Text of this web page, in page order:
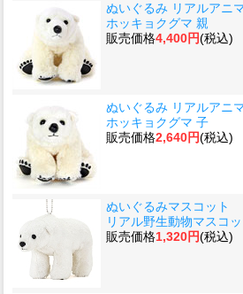
ぬいぐるみ リアルアニ
ホッキョクグマ 親
販売価格4,400円(税込)
ぬいぐるみ リアルアニ
ホッキョクグマ 子
販売価格2,640円(税込)
ぬいぐるみマスコット
リアル野生動物マスコ
販売価格1,320円(税込)